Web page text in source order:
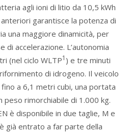
agli ioni di litio da 10,5 kWh
garantisce la potenza di
una maggiore dinamicità, per
di accelerazione. L’autonomia
(nel ciclo WLTP1 ) e tre minuti
di idrogeno. Il veicolo
a 6,1 metri cubi, una portata
peso rimorchiabile di 1.000 kg.
è disponibile in due taglie, M e
già entrato a far parte della